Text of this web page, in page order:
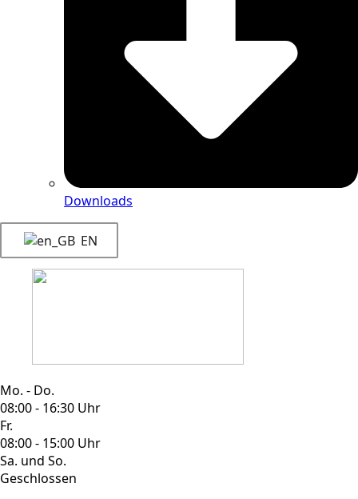
Downloads
EN
Mo. - Do.
08:00 - 16:30 Uhr
Fr.
08:00 - 15:00 Uhr
Sa. und So.
Geschlossen